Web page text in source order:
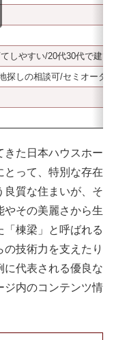
しやすい/20代30代で建
探しの相談可/セミオーダ
きた日本ハウスホー
とって、特別な存在
良質な住まいが、そ
やその美麗さから生
「棟梁」と呼ばれる
技術力を支えたり
に代表される優良な
ジ内のコンテンツ情